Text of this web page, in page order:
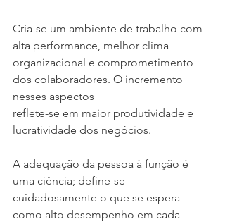
Cria-se um ambiente de trabalho com
alta performance, melhor clima
organizacional e comprometimento
dos colaboradores. O incremento
nesses aspectos
reflete-se em maior produtividade e
lucratividade dos negócios.
A adequação da pessoa à função é
uma ciência; define-se
cuidadosamente o que se espera
como alto desempenho em cada